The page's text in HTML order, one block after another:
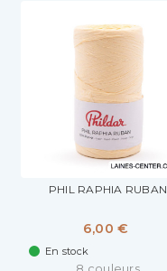
PHIL RAPHIA RUBAN
6,00 €
En stock